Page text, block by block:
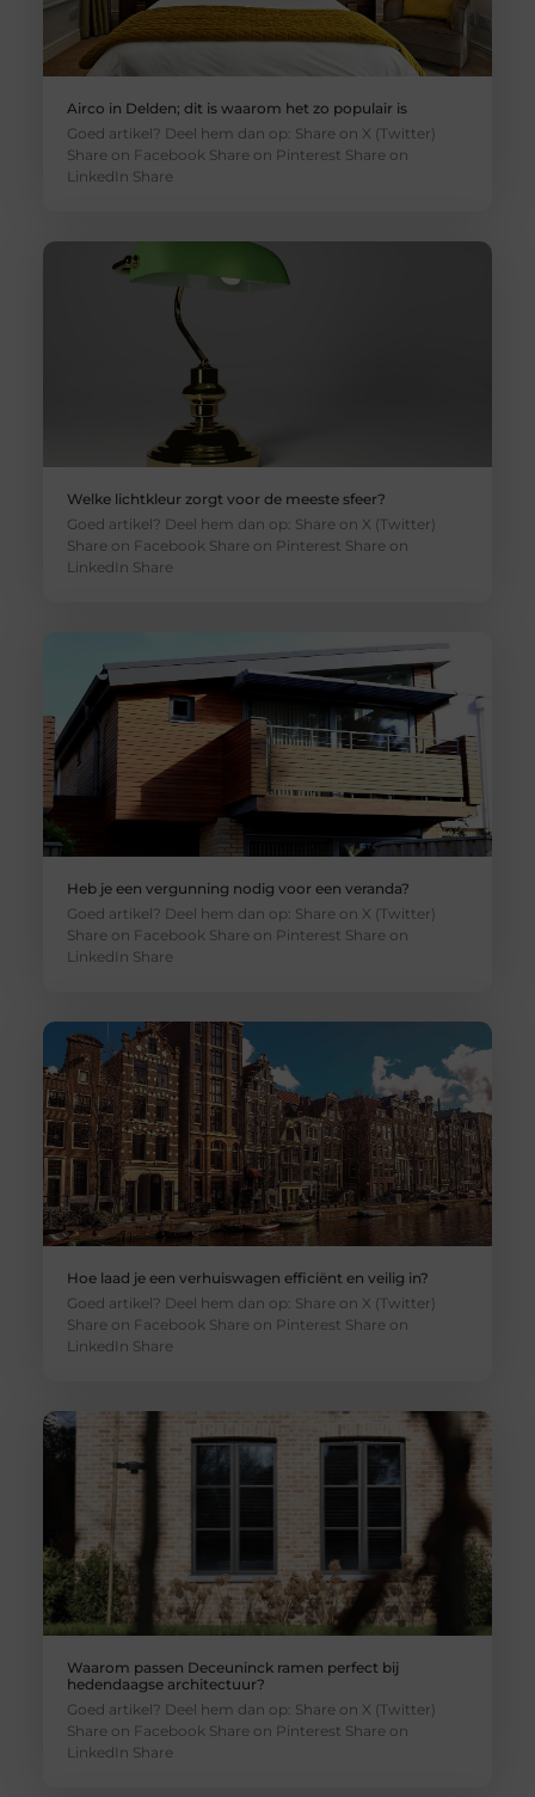
Airco in Delden; dit is waarom het zo populair is
Goed artikel? Deel hem dan op: Share on X (Twitter)
Share on Facebook Share on Pinterest Share on
LinkedIn Share
Welke lichtkleur zorgt voor de meeste sfeer?
Goed artikel? Deel hem dan op: Share on X (Twitter)
Share on Facebook Share on Pinterest Share on
LinkedIn Share
Heb je een vergunning nodig voor een veranda?
Goed artikel? Deel hem dan op: Share on X (Twitter)
Share on Facebook Share on Pinterest Share on
LinkedIn Share
Hoe laad je een verhuiswagen efficiënt en veilig in?
Goed artikel? Deel hem dan op: Share on X (Twitter)
Share on Facebook Share on Pinterest Share on
LinkedIn Share
Waarom passen Deceuninck ramen perfect bij
hedendaagse architectuur?
Goed artikel? Deel hem dan op: Share on X (Twitter)
Share on Facebook Share on Pinterest Share on
LinkedIn Share